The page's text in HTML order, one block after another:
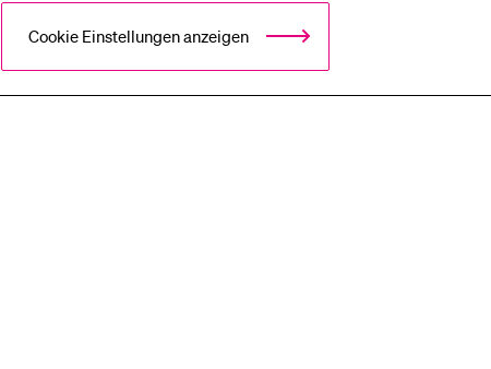
Cookie Einstellungen anzeigen